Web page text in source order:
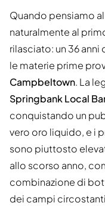
Quando pensiamo al
naturalmente al
rilasciato: un 36 anni
le materie prime
Campbeltown. La
Springbank Local
conquistando un
vero oro liquido, e i
sono piuttosto
allo scorso anno,
combinazione di
dei campi